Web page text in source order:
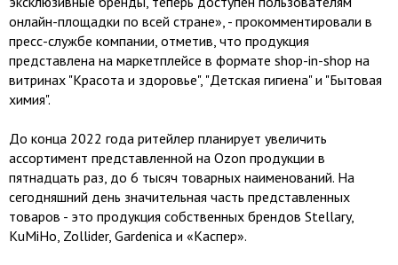
онлайн-площадки по всей стране», - прокомментировали в
пресс-службе компании, отметив, что продукция
представлена на маркетплейсе в формате shop-in-shop на
витринах "Красота и здоровье", "Детская гигиена" и "Бытовая
химия".
До конца 2022 года ритейлер планирует увеличить
ассортимент представленной на Ozon продукции в
пятнадцать раз, до 6 тысяч товарных наименований. На
сегодняшний день значительная часть представленных
товаров - это продукция собственных брендов Stellary,
KuMiHo, Zollider, Gardenica и «Каспер».